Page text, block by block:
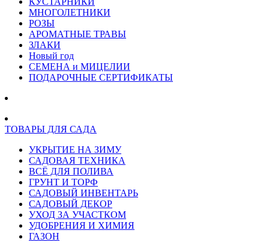
МНОГОЛЕТНИКИ
РОЗЫ
АРОМАТНЫЕ ТРАВЫ
ЗЛАКИ
Новый год
СЕМЕНА и МИЦЕЛИИ
ПОДАРОЧНЫЕ СЕРТИФИКАТЫ
ТОВАРЫ ДЛЯ САДА
УКРЫТИЕ НА ЗИМУ
САДОВАЯ ТЕХНИКА
ВСЁ ДЛЯ ПОЛИВА
ГРУНТ И ТОРФ
САДОВЫЙ ИНВЕНТАРЬ
САДОВЫЙ ДЕКОР
УХОД ЗА УЧАСТКОМ
УДОБРЕНИЯ И ХИМИЯ
ГАЗОН